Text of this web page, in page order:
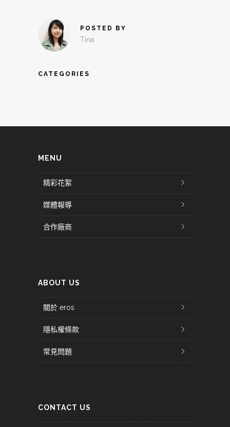
POSTED BY
Tina
CATEGORIES
MENU
精彩花絮
媒體報導
合作廠商
ABOUT US
關於 eros
隱私權條款
常見問題
CONTACT US